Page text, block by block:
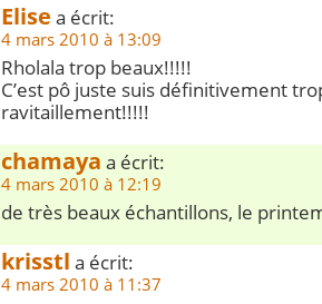
Elise a écrit:
4 mars 2010 à 13:09
Rholala trop beaux!!!!!
C’est pô juste suis définitivement
ravitaillement!!!!!
chamaya a écrit:
4 mars 2010 à 12:19
de très beaux échantillons, le
krisstl a écrit:
4 mars 2010 à 11:37